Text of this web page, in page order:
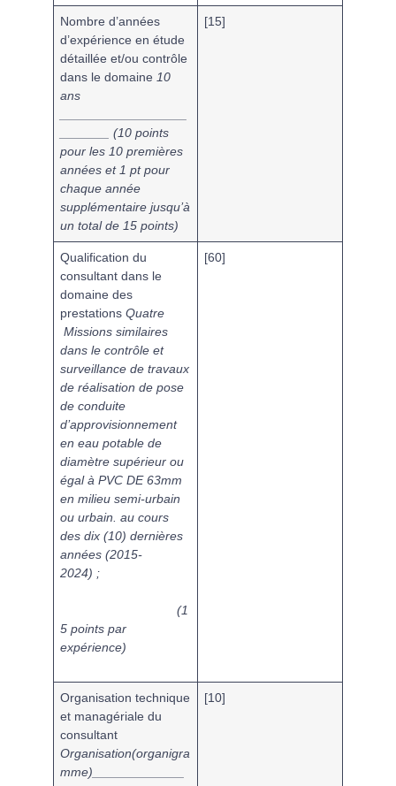
Nombre d’années
d’expérience en étude
détaillée et/ou contrôle
dans le domaine 10
ans
_______ (10 points
pour les 10 premières
années et1 pt pour
chaque année
supplémentaire jusqu’à
un total de 15 points)
[15]
Qualification du
consultant dans le
domaine des
prestations Quatre
Missions similaires
dans le contrôle et
surveillance de travaux
de réalisation de pose
de conduite
d’approvisionnement
en eau potable de
diamètre supérieur ou
égal à PVC DE 63mm
en milieu semi-urbain
ou urbain.au cours
des dix (10) dernières
années (2015-
2024) ;
(1
5 points par
expérience)
[60]
Organisation technique
et managériale du
consultant
Organisation(organigra
mme)_____________
[10]